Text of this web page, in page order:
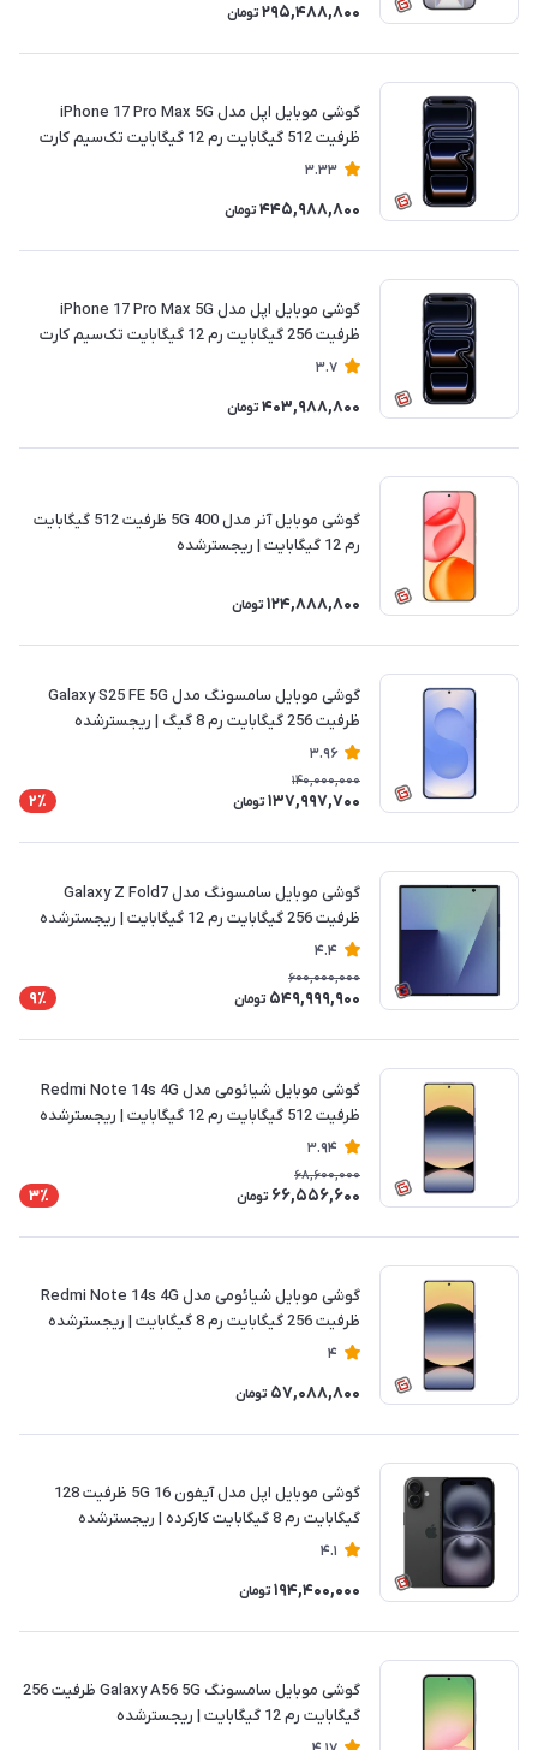
295,488,800 تومان
گوشی موبایل اپل مدل iPhone 17 Pro Max 5G
ظرفیت 512 گیگابایت رم 12 گیگابایت تک‌سیم کارت
فیزیکی نات اکتیو | ریجسترشده
3.33
445,988,800 تومان
گوشی موبایل اپل مدل iPhone 17 Pro Max 5G
ظرفیت 256 گیگابایت رم 12 گیگابایت تک‌سیم کارت
فیزیکی نات اکتیو | ریجسترشده
3.7
403,988,800 تومان
گوشی موبایل آنر مدل 5G 400 ظرفیت 512 گیگابایت
رم 12 گیگابایت | ریجسترشده
124,888,800 تومان
گوشی موبایل سامسونگ مدل Galaxy S25 FE 5G
ظرفیت 256 گیگابایت رم 8 گیگ | ریجسترشده
3.96
140,000,000
137,997,700 تومان 2٪
گوشی موبایل سامسونگ مدل Galaxy Z Fold7
ظرفیت 256 گیگابایت رم 12 گیگابایت | ریجسترشده
4.4
600,000,000
549,999,900 تومان 9٪
گوشی موبایل شیائومی مدل Redmi Note 14s 4G
ظرفیت 512 گیگابایت رم 12 گیگابایت | ریجسترشده
3.94
68,600,000
66,556,600 تومان 3٪
گوشی موبایل شیائومی مدل Redmi Note 14s 4G
ظرفیت 256 گیگابایت رم 8 گیگابایت | ریجسترشده
4
57,088,800 تومان
گوشی موبایل اپل مدل آیفون 16 5G ظرفیت 128
گیگابایت رم 8 گیگابایت کارکرده | ریجسترشده
4.1
194,400,000 تومان
گوشی موبایل سامسونگ Galaxy A56 5G ظرفیت 256
گیگابایت رم 12 گیگابایت | ریجسترشده